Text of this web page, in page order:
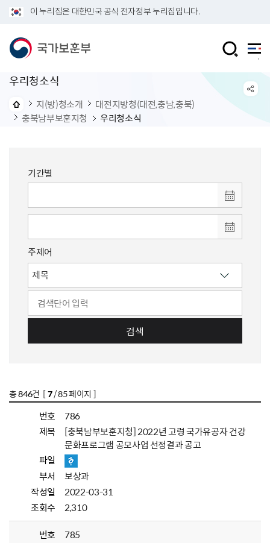
이 누리집은 대한민국 공식 전자정부 누리집입니다.
우리청소식
지(방)청소개
대전지방청(대전,충남,충북)
충북남부보훈지청
우리청소식
기간별
주제어
검색
총846건 [7/ 85 페이지 ]
번호
786
제목
[충북남부보훈지청] 2022년 고령 국가유공자 건강
문화프로그램 공모사업 선정결과 공고
파일
부서
보상과
작성일
2022-03-31
조회수
2,310
번호
785